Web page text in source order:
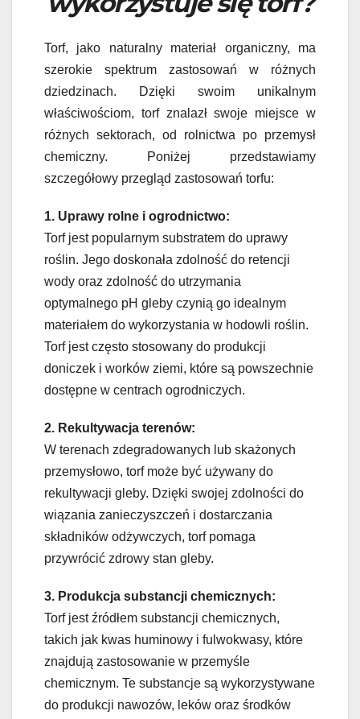
Torf, jako naturalny materiał organiczny, ma
szerokie spektrum zastosowań w różnych
dziedzinach. Dzięki swoim unikalnym
właściwościom, torf znalazł swoje miejsce w
różnych sektorach, od rolnictwa po przemysł
chemiczny. Poniżej przedstawiamy
szczegółowy przegląd zastosowań torfu:
1. Uprawy rolne i ogrodnictwo:
Torf jest popularnym substratem do uprawy
roślin. Jego doskonała zdolność do retencji
wody oraz zdolność do utrzymania
optymalnego pH gleby czynią go idealnym
materiałem do wykorzystania w hodowli roślin.
Torf jest często stosowany do produkcji
doniczek i worków ziemi, które są powszechnie
dostępne w centrach ogrodniczych.
2. Rekultywacja terenów:
W terenach zdegradowanych lub skażonych
przemysłowo, torf może być używany do
rekultywacji gleby. Dzięki swojej zdolności do
wiązania zanieczyszczeń i dostarczania
składników odżywczych, torf pomaga
przywrócić zdrowy stan gleby.
3. Produkcja substancji chemicznych:
Torf jest źródłem substancji chemicznych,
takich jak kwas huminowy i fulwokwasy, które
znajdują zastosowanie w przemyśle
chemicznym. Te substancje są wykorzystywane
do produkcji nawozów, leków oraz środków